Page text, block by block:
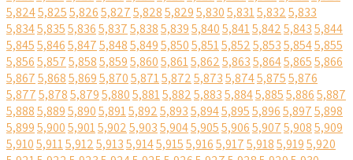
5,8245,8255,8265,8275,8285,8295,8305,8315,8325,833
5,8345,8355,8365,8375,8385,8395,8405,8415,8425,8435,844
5,8455,8465,8475,8485,8495,8505,8515,8525,8535,8545,855
5,8565,8575,8585,8595,8605,8615,8625,8635,8645,8655,866
5,8675,8685,8695,8705,8715,8725,8735,8745,8755,876
5,8775,8785,8795,8805,8815,8825,8835,8845,8855,8865,887
5,8885,8895,8905,8915,8925,8935,8945,8955,8965,8975,898
5,8995,9005,9015,9025,9035,9045,9055,9065,9075,9085,909
5,9105,9115,9125,9135,9145,9155,9165,9175,9185,9195,920